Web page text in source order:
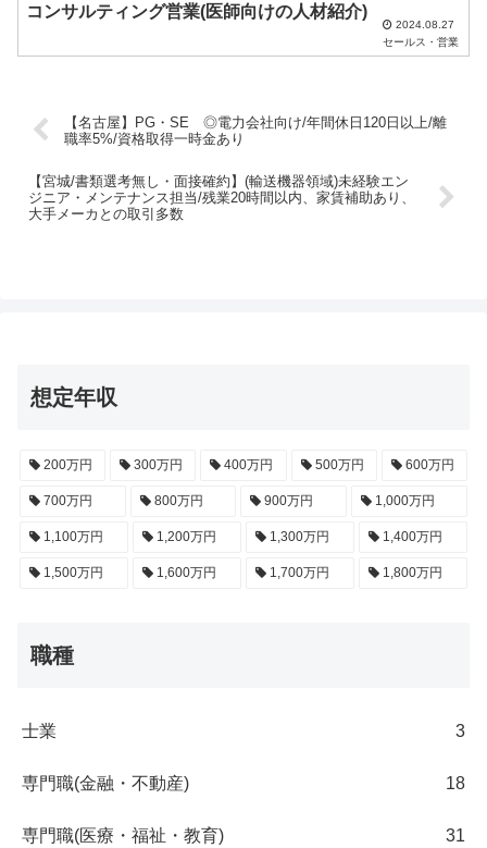
コンサルティング営業(医師向けの人材紹介)
2024.08.27
セールス・営業
【名古屋】PG・SE ◎電力会社向け/年間休日120日以上/離
職率5%/資格取得一時金あり
【宮城/書類選考無し・面接確約】(輸送機器領域)未経験エン
ジニア・メンテナンス担当/残業20時間以内、家賃補助あり、
大手メーカとの取引多数
想定年収
200万円 300万円 400万円 500万円 600万円
700万円 800万円 900万円 1,000万円
1,100万円 1,200万円 1,300万円 1,400万円
1,500万円 1,600万円 1,700万円 1,800万円
職種
士業 3
専門職(金融・不動産) 18
専門職(医療・福祉・教育) 31